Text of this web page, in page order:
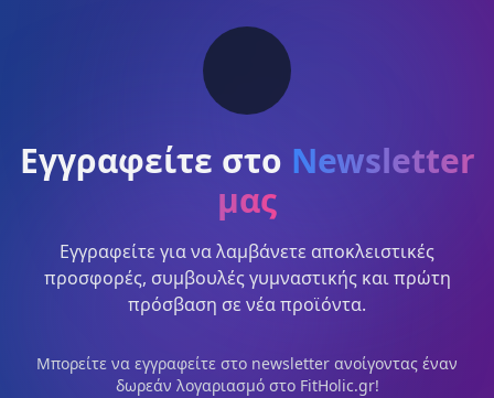
Εγγραφείτε στο Newsletter
μας
Εγγραφείτε για να λαμβάνετε αποκλειστικές
προσφορές, συμβουλές γυμναστικής και πρώτη
πρόσβαση σε νέα προϊόντα.
Μπορείτε να εγγραφείτε στο newsletter ανοίγοντας έναν
δωρεάν λογαριασμό στο FitHolic.gr!